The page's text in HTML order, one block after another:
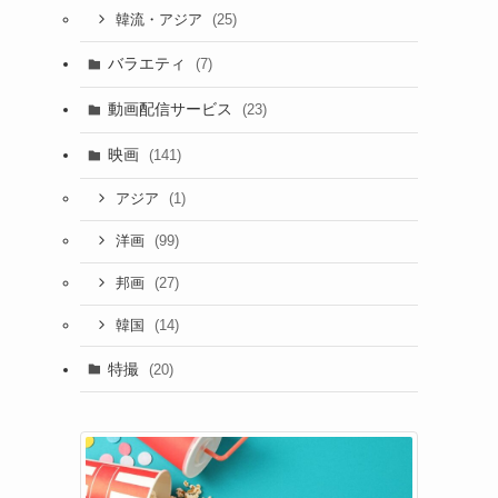
韓流・アジア (25)
バラエティ (7)
動画配信サービス (23)
映画 (141)
アジア (1)
洋画 (99)
邦画 (27)
韓国 (14)
特撮 (20)